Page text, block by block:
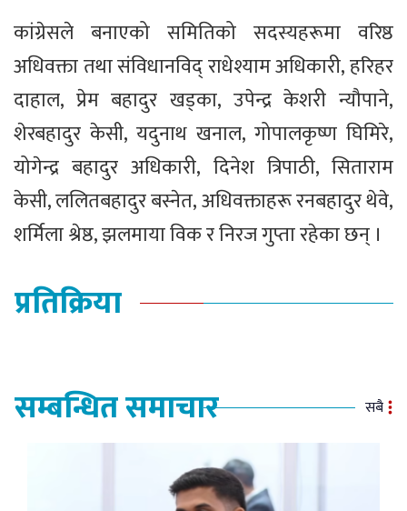
कांग्रेसले बनाएको समितिको सदस्यहरूमा वरिष्ठ
अधिवक्ता तथा संविधानविद् राधेश्याम अधिकारी, हरिहर
दाहाल, प्रेम बहादुर खड्का, उपेन्द्र केशरी न्यौपाने,
शेरबहादुर केसी, यदुनाथ खनाल, गोपालकृष्ण घिमिरे,
योगेन्द्र बहादुर अधिकारी, दिनेश त्रिपाठी, सिताराम
केसी, ललितबहादुर बस्नेत, अधिवक्ताहरू रनबहादुर थेवे,
शर्मिला श्रेष्ठ, झलमाया विक र निरज गुप्ता रहेका छन् ।
प्रतिक्रिया
सम्बन्धित समाचार सबै